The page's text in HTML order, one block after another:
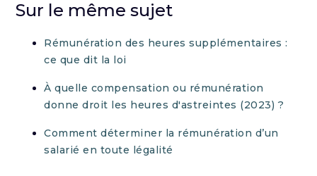
Sur le même sujet
Rémunération des heures supplémentaires :
ce que dit la loi
À quelle compensation ou rémunération
donne droit les heures d'astreintes (2023) ?
Comment déterminer la rémunération d’un
salarié en toute légalité